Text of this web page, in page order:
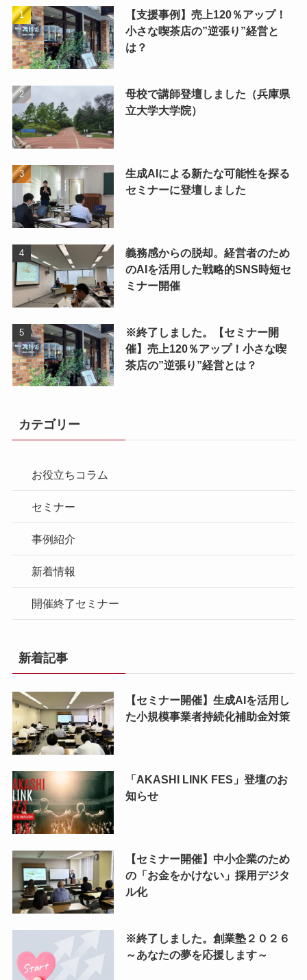
【支援事例】売上120％アップ！
小さな喫茶店の”逆張り”経営と
は？
母校で講師登壇しました（兵庫県
立大学大学院）
生成AIによる新たな可能性を探る
セミナーに登壇しました
義務感からの脱却。経営者のため
のAIを活用した戦略的SNS時短セ
ミナー開催
※終了しました。【セミナー開
催】売上120％アップ！小さな喫
茶店の”逆張り”経営とは？
カテゴリー
お役立ちコラム
セミナー
事例紹介
新着情報
開催終了セミナー
新着記事
【セミナー開催】生成AIを活用し
た小規模事業者持続化補助金対策
「AKASHI LINK FES」登壇のお
知らせ
【セミナー開催】中小企業のため
の「お金をかけない」採用デジタ
ル化
※終了しました。創業塾２０２６
～あなたの夢を応援します～